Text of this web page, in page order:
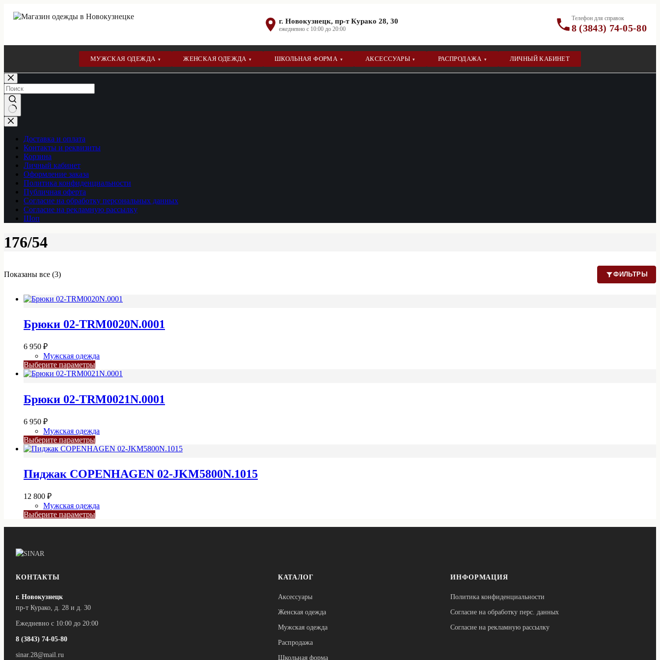
г. Новокузнецк, пр-т Курако 28, 30
ежедневно с 10:00 до 20:00
Телефон для справок
8 (3843) 74-05-80
МУЖСКАЯ ОДЕЖДА ▾ ЖЕНСКАЯ ОДЕЖДА ▾ ШКОЛЬНАЯ ФОРМА ▾ АКСЕССУАРЫ ▾ РАСПРОДАЖА ▾ ЛИЧНЫЙ КАБИНЕТ
Перейти
к
сути
Ничего
не
найденоДоставка и оплата
Контакты и реквизиты
Корзина
Личный кабинет
Оформление заказа
Политика конфиденциальности
Публичная оферта
Согласие на обработку персональных данных
Согласие на рекламную рассылку
Шоп
176/54
Показаны все (3) ФИЛЬТРЫ
Брюки 02-TRM0020N.0001
6 950 ₽
Мужская одежда
Выберите параметрыЭтот
товар
вариаций.
на
странице
товара.
Брюки 02-TRM0021N.0001
6 950 ₽
Мужская одежда
Выберите параметрыЭтот
товар
вариаций.
на
странице
товара.
Пиджак COPENHAGEN 02-JKM5800N.1015
12 800 ₽
Мужская одежда
Выберите параметрыЭтот
КОНТАКТЫ
г. Новокузнецк
пр-т Курако, д. 28 и д. 30
Ежедневно с 10:00 до 20:00
8 (3843) 74-05-80
sinar.28@mail.ru
КАТАЛОГ
Аксессуары
Женская одежда
Мужская одежда
Распродажа
Школьная форма
ИНФОРМАЦИЯ
Политика конфиденциальности
Согласие на обработку перс. данных
Согласие на рекламную рассылку